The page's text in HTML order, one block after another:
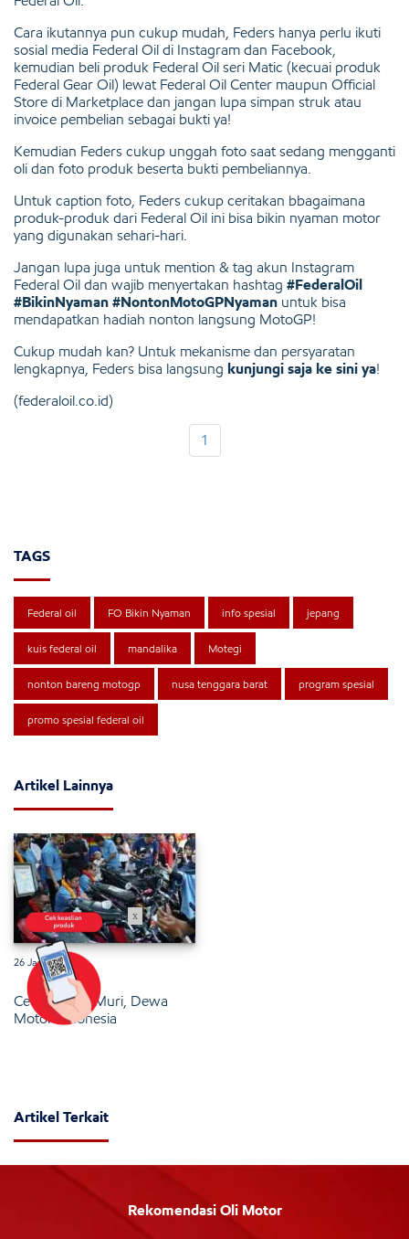
Cara ikutannya pun cukup mudah, Feders hanya perlu ikuti
sosial media Federal Oil di Instagram dan Facebook,
kemudian beli produk Federal Oil seri Matic (kecuai produk
Federal Gear Oil) lewat Federal Oil Center maupun Official
Store di Marketplace dan jangan lupa simpan struk atau
invoice pembelian sebagai bukti ya!
Kemudian Feders cukup unggah foto saat sedang mengganti
oli dan foto produk beserta bukti pembeliannya.
Untuk caption foto, Feders cukup ceritakan bbagaimana
produk-produk dari Federal Oil ini bisa bikin nyaman motor
yang digunakan sehari-hari.
Jangan lupa juga untuk mention & tag akun Instagram
Federal Oil dan wajib menyertakan hashtag #FederalOil
#BikinNyaman #NontonMotoGPNyaman untuk bisa
mendapatkan hadiah nonton langsung MotoGP!
Cukup mudah kan? Untuk mekanisme dan persyaratan
lengkapnya, Feders bisa langsung kunjungi saja ke sini ya!
(federaloil.co.id)
1
TAGS
Federal oil FO Bikin Nyaman info spesial jepang
kuis federal oil mandalika Motegi
nonton bareng motogp nusa tenggara barat program spesial
promo spesial federal oil
Artikel Lainnya
26 Januari 2025
Cetak Rekor Muri, Dewa
Motor Indonesia
Artikel Terkait
Rekomendasi Oli Motor
x